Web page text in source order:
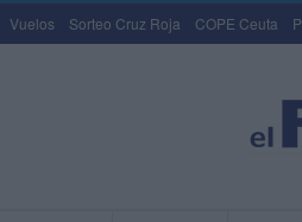
Vuelos Sorteo Cruz Roja COPE Ceuta